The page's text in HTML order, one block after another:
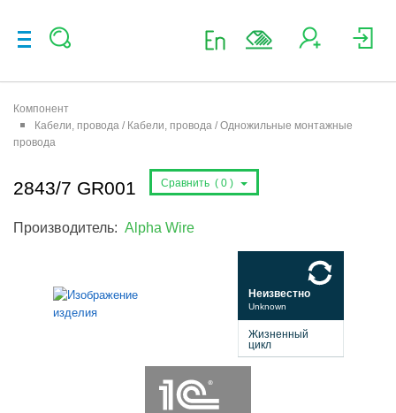
Компонент
Кабели, провода / Кабели, провода / Одножильные монтажные
провода
2843/7 GR001 Сравнить ( 0 )
Производитель: Alpha Wire